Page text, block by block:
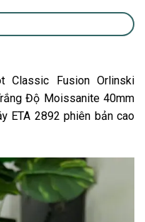
Classic Fusion Orlinski
Độ Moissanite 40mm
ETA 2892 phiên bản cao